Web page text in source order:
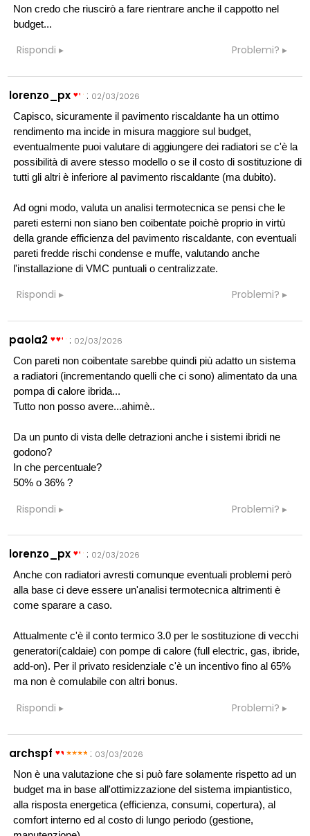
Non credo che riuscirò a fare rientrare anche il cappotto nel
budget...
Rispondi Problemi?
lorenzo_px : 02/03/2026
Capisco, sicuramente il pavimento riscaldante ha un ottimo
rendimento ma incide in misura maggiore sul budget,
eventualmente puoi valutare di aggiungere dei radiatori se c'è la
possibilità di avere stesso modello o se il costo di sostituzione di
tutti gli altri è inferiore al pavimento riscaldante (ma dubito).
Ad ogni modo, valuta un analisi termotecnica se pensi che le
pareti esterni non siano ben coibentate poichè proprio in virtù
della grande efficienza del pavimento riscaldante, con eventuali
pareti fredde rischi condense e muffe, valutando anche
l'installazione di VMC puntuali o centralizzate.
Rispondi Problemi?
paola2 : 02/03/2026
Con pareti non coibentate sarebbe quindi più adatto un sistema
a radiatori (incrementando quelli che ci sono) alimentato da una
pompa di calore ibrida...
Tutto non posso avere...ahimè..
Da un punto di vista delle detrazioni anche i sistemi ibridi ne
godono?
In che percentuale?
50% o 36% ?
Rispondi Problemi?
lorenzo_px : 02/03/2026
Anche con radiatori avresti comunque eventuali problemi però
alla base ci deve essere un'analisi termotecnica altrimenti è
come sparare a caso.
Attualmente c'è il conto termico 3.0 per le sostituzione di vecchi
generatori(caldaie) con pompe di calore (full electric, gas, ibride,
add-on). Per il privato residenziale c'è un incentivo fino al 65%
ma non è comulabile con altri bonus.
Rispondi Problemi?
archspf : 03/03/2026
Non è una valutazione che si può fare solamente rispetto ad un
budget ma in base all'ottimizzazione del sistema impiantistico,
alla risposta energetica (efficienza, consumi, copertura), al
comfort interno ed al costo di lungo periodo (gestione,